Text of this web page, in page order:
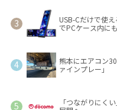
USB-Cだけで使
でPCケース内に
熊本にエアコン
ァインプレー」
「つながりにく